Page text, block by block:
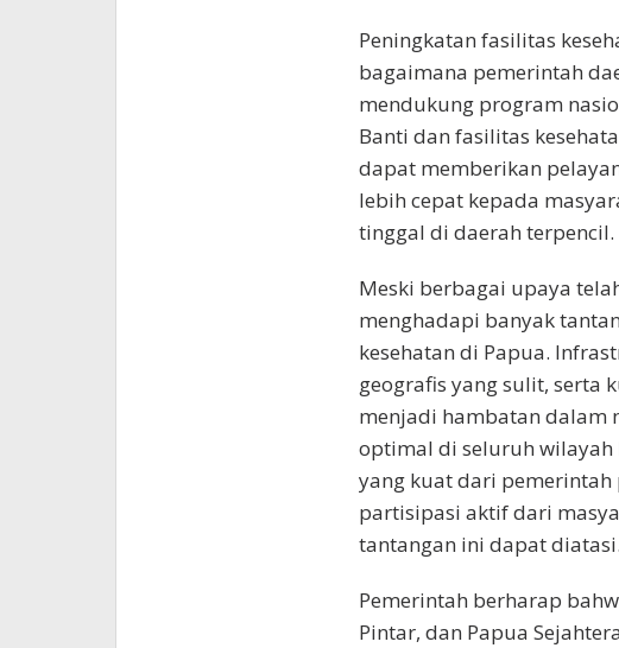
Peningkatan fasilitas
bagaimana pemerintah
mendukung program
Banti dan fasilitas
dapat memberikan
lebih cepat kepada
tinggal di daerah terpencil.
Meski berbagai upaya
menghadapi banyak
kesehatan di Papua.
geografis yang sulit, serta
menjadi hambatan dalam
optimal di seluruh wilayah
yang kuat dari pemerintah
partisipasi aktif dari
tantangan ini dapat diatasi.
Pemerintah berharap
Pintar, dan Papua